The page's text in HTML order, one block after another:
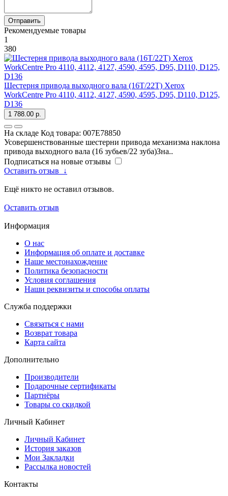
Отправить
Рекомендуемые товары
1
380
Шестерня привода выходного вала (16T/22T) Xerox
WorkCentre Pro 4110, 4112, 4127, 4590, 4595, D95, D110, D125,
D136
1 788.00 р.
На складе Код товара: 007E78850
Усовершенствованные шестерни привода механизма наклона
привода выходного вала (16 зубьев/22 зуба)Зна..
Подписаться на новые отзывы
Оставить отзыв
↓
Ещё никто не оставил отзывов.
Оставить отзыв
Информация
О нас
Информация об оплате и доставке
Наше местонахождение
Политика безопасности
Условия соглашения
Наши реквизиты и способы оплаты
Служба поддержки
Связаться с нами
Возврат товара
Карта сайта
Дополнительно
Производители
Подарочные сертификаты
Партнёры
Товары со скидкой
Личный Кабинет
Личный Кабинет
История заказов
Мои Закладки
Рассылка новостей
Контакты